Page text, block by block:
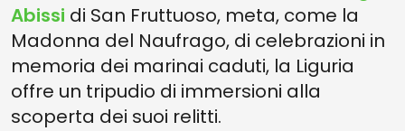
Abissi di San Fruttuoso, meta, come la
Madonna del Naufrago, di celebrazioni in
memoria dei marinai caduti, la Liguria
offre un tripudio di immersioni alla
scoperta dei suoi relitti.